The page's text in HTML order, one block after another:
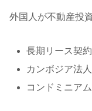
外国人が不動産投
長期リース契
カンボジア法
コンドミニア